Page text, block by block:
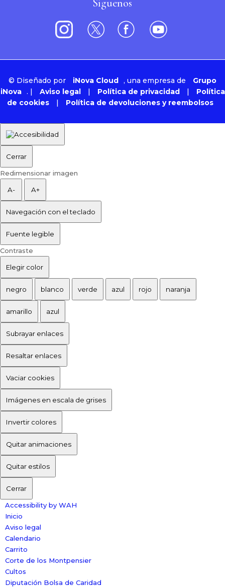
Síguenos
© Diseñado por iNova Cloud , una empresa de
Grupo
iNova . | Aviso legal | Política de privacidad |
Política
de cookies
| Política de devoluciones y reembolsos
Cerrar
Redimensionar imagen
A- A+
Navegación con el teclado
Fuente legible
Contraste
Elegir color
negro blanco verde azul rojo naranja
amarillo azul
Subrayar enlaces
Resaltar enlaces
Vaciar cookies
Imágenes en escala de grises
Invertir colores
Quitar animaciones
Quitar estilos
Cerrar
Accessibility by WAH
Inicio
Aviso legal
Calendario
Carrito
Corte de los Montpensier
Cultos
Diputación Bolsa de Caridad